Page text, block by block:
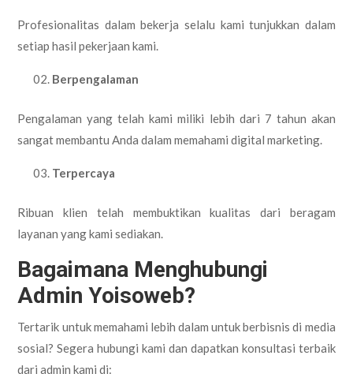
Profesionalitas dalam bekerja selalu kami tunjukkan dalam
setiap hasil pekerjaan kami.
Berpengalaman
Pengalaman yang telah kami miliki lebih dari 7 tahun akan
sangat membantu Anda dalam memahami digital marketing.
Terpercaya
Ribuan klien telah membuktikan kualitas dari beragam
layanan yang kami sediakan.
Bagaimana Menghubungi
Admin Yoisoweb?
Tertarik untuk memahami lebih dalam untuk berbisnis di media
sosial? Segera hubungi kami dan dapatkan konsultasi terbaik
dari admin kami di: